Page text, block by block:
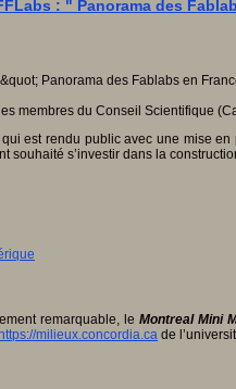
: " Panorama des
membres du Conseil Scientifique
est rendu public avec une mise
souhaité s’investir dans la
remarquable, le Montreal Mini
https://milieux.concordia.ca de